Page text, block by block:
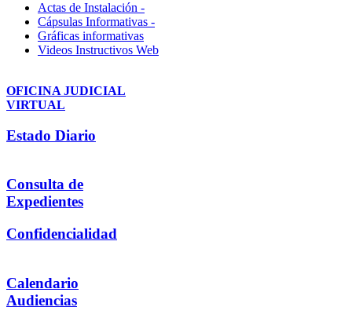
Actas de Instalación -
Cápsulas Informativas -
Gráficas informativas
Videos Instructivos Web
OFICINA JUDICIAL
VIRTUAL
Estado Diario
Consulta de
Expedientes
Confidencialidad
Calendario
Audiencias